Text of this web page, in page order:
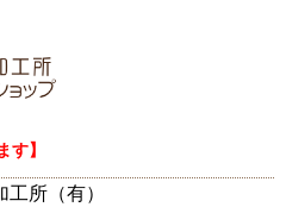
す】
所（有）